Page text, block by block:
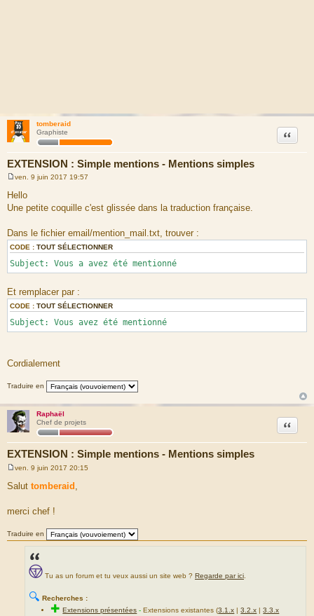
tomberaid
Graphiste
EXTENSION : Simple mentions - Mentions simples
Citation
e
s
s
e
ven. 9 juin 2017 19:57
Hello
Une petite coquille c'est glissée dans la traduction française.
Dans le fichier email/mention_mail.txt, trouver :
CODE : TOUT SÉLECTIONNER
Subject: Vous a avez été mentionné
Et remplacer par :
CODE : TOUT SÉLECTIONNER
Subject: Vous avez été mentionné
Cordialement
Traduire en
Raphaël
Chef de projets
EXTENSION : Simple mentions - Mentions simples
Citation
e
s
g
ven. 9 juin 2017 20:15
Salut tomberaid
merci chef !
Traduire en
Tu as un forum et tu veux aussi un site web ? Regarde par ici
🔍 Recherches :
✚Extensions présentées -Extensions existantes (3.1.x |3.2.x |3.3.x